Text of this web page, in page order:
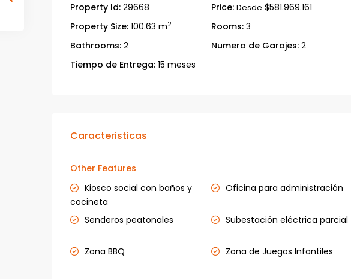
Property Id: 29668 Price: Desde $581.969.161
Property Size: 100.63 m2 Rooms:3
Bathrooms: 2 Numero de Garajes:2
Tiempo de Entrega: 15 meses
Caracteristicas
Other Features
Kiosco social con baños y
cocineta
Oficina para administración
Senderos peatonales Subestación eléctrica parcial
Zona BBQ
Zona de Juegos Infantiles